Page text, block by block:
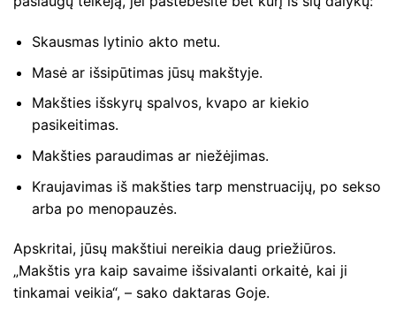
Skausmas lytinio akto metu.
Masė ar išsipūtimas jūsų makštyje.
Makšties išskyrų spalvos, kvapo ar kiekio
pasikeitimas.
Makšties paraudimas ar niežėjimas.
Kraujavimas iš makšties tarp menstruacijų, po sekso
arba po menopauzės.
Apskritai, jūsų makštiui nereikia daug priežiūros.
„Makštis yra kaip savaime išsivalanti orkaitė, kai ji
tinkamai veikia“, – sako daktaras Goje.